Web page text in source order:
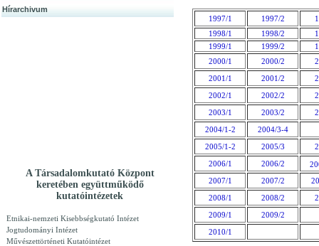
Hírarchivum
A Társadalomkutató Központ
keretében együttműködő
kutatóintézetek
Etnikai-nemzeti Kisebbségkutató Intézet
Jogtudományi Intézet
Művészettörténeti Kutatóintézet
1997/1 1997/2
1998/1
1998/2
1999/1
1999/2
2000/1
2000/2
2001/1
2001/2
2002/1
2002/2
2003/1
2003/2
2004/1-2
2004/3-4
2005/1-2
2005/3
2006/1
2006/2
2007/1
2007/2
2008/1
2008/2
2009/1
2009/2
2010/1